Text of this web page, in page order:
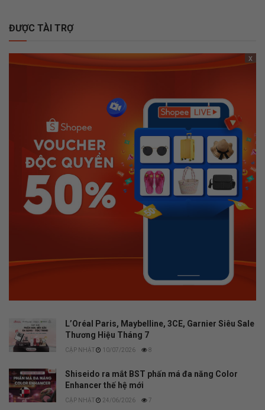
ĐƯỢC TÀI TRỢ
x
L’Oréal Paris, Maybelline, 3CE, Garnier Siêu Sale
Thương Hiệu Tháng 7
10/07/2026 8
Shiseido ra mắt BST phấn má đa năng Color
Enhancer thế hệ mới
24/06/2026 7